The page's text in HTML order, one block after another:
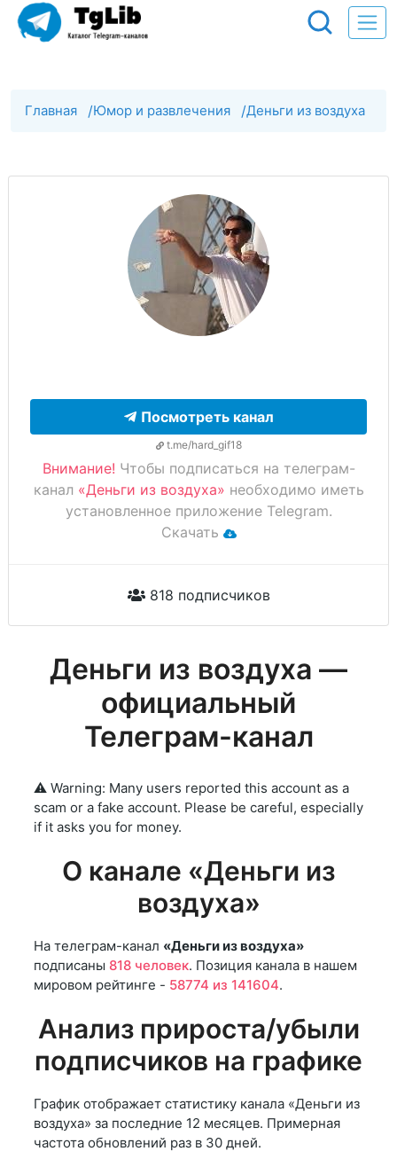
Главная /Юмор и развлечения /Деньги из воздуха
Посмотреть канал
t.me/hard_gif18
Внимание! Чтобы подписаться на телеграм-
канал «Деньги из воздуха» необходимо иметь
установленное приложение Telegram.
Скачать
818 подписчиков
Деньги из воздуха —
официальный
Телеграм-канал
⚠️ Warning: Many users reported this account as a
scam or a fake account. Please be careful, especially
if it asks you for money.
О канале «Деньги из
воздуха»
На телеграм-канал «Деньги из воздуха»
подписаны 818 человек. Позиция канала в нашем
мировом рейтинге - 58774 из 141604.
Анализ прироста/убыли
подписчиков на графике
График отображает статистику канала «Деньги из
воздуха» за последние 12 месяцев. Примерная
частота обновлений раз в 30 дней.